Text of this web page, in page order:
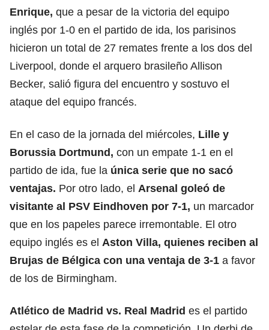
Enrique, que a pesar de la victoria del equipo
inglés por 1-0 en el partido de ida, los parisinos
hicieron un total de 27 remates frente a los dos del
Liverpool, donde el arquero brasileño Allison
Becker, salió figura del encuentro y sostuvo el
ataque del equipo francés.
En el caso de la jornada del miércoles, Lille y
Borussia Dortmund, con un empate 1-1 en el
partido de ida, fue la única serie que no sacó
ventajas. Por otro lado, el Arsenal goleó de
visitante al PSV Eindhoven por 7-1, un marcador
que en los papeles parece irremontable. El otro
equipo inglés es el Aston Villa, quienes reciben al
Brujas de Bélgica con una ventaja de 3-1 a favor
de los de Birmingham.
Atlético de Madrid vs. Real Madrid es el partido